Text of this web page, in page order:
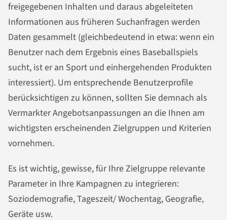
freigegebenen Inhalten und daraus abgeleiteten
Informationen aus früheren Suchanfragen werden
Daten gesammelt (gleichbedeutend in etwa: wenn ein
Benutzer nach dem Ergebnis eines Baseballspiels
sucht, ist er an Sport und einhergehenden Produkten
interessiert). Um entsprechende Benutzerprofile
berücksichtigen zu können, sollten Sie demnach als
Vermarkter Angebotsanpassungen an die Ihnen am
wichtigsten erscheinenden Zielgruppen und Kriterien
vornehmen.
Es ist wichtig, gewisse, für Ihre Zielgruppe relevante
Parameter in Ihre Kampagnen zu integrieren:
Soziodemografie, Tageszeit/ Wochentag, Geografie,
Geräte usw.